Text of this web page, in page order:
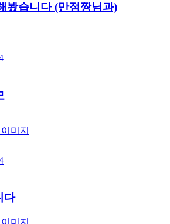
봤습니다 (만점짱님과)
다